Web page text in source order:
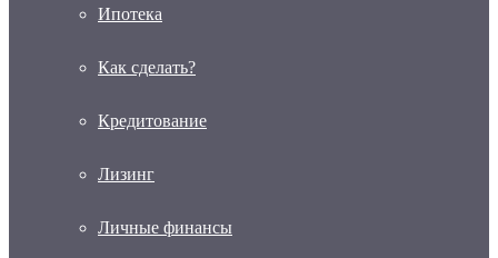
Ипотека
Как сделать?
Кредитование
Лизинг
Личные финансы